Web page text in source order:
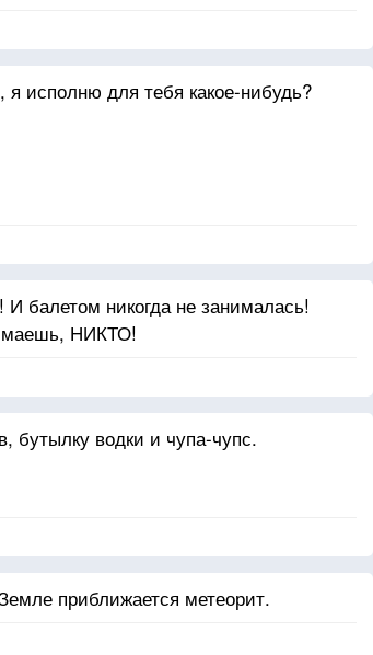
исполню для тебя какое-нибудь?
балетом никогда не занималась!
НИКТО!
бутылку водки и чупа-чупс.
приближается метеорит.